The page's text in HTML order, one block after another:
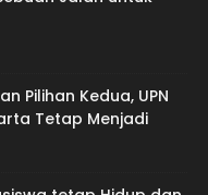
Pilihan Kedua, UPN
Tetap Menjadi